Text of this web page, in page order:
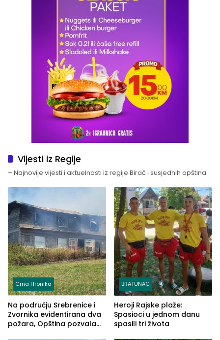
Vijesti iz Regije
– Najnovije vijesti i aktuelnosti iz regije Birač i susjednih opština.
Crna Hronika
Na području Srebrenice i
Zvornika evidentirana dva
požara, Opština pozvala
BRATUNAC
Heroji Rajske plaže:
Spasioci u jednom danu
spasili tri života